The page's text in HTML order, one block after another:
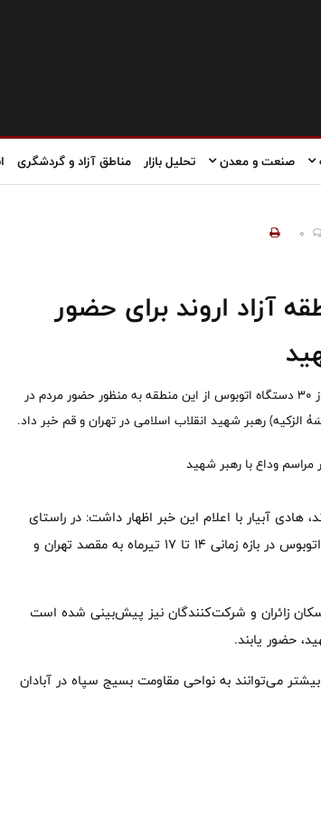
صنعت و معدن تحلیل بازار مناطق آزاد و گردشگری
0
آزاد اروند برای حضور
مدیر توسعه فرهنگی-هنری سازمان منطقه آزاد اروند از اعزام بیش از ۳۰ دستگاه اتوبوس از این منطقه به منظور حضور مردم در
رهبر شهید انقلاب اسلامی در تهران و قم خبر داد.
هادی آبیار با اعلام این خبر اظهار داشت: در راستای
تسهیل حضور مردم منطقه در این مراسم، بیش از ۳۰ دستگاه اتوبوس در بازه زمانی ۱۴ تا ۱۷ تیرماه به مقصد تهران و
زائران و شرکت‌کنندگان نیز پیش‌بینی شده است
حضور یابند.
می‌توانند به نواحی مقاومت بسیج سپاه در آبادان